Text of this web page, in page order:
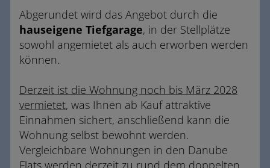
Abgerundet wird das Angebot durch die
hauseigene Tiefgarage, in der Stellplätze
sowohl angemietet als auch erworben werden
können.
Derzeit ist die Wohnung noch bis März 2028
vermietet, was Ihnen ab Kauf attraktive
Einnahmen sichert, anschließend kann die
Wohnung selbst bewohnt werden.
Vergleichbare Wohnungen in den Danube
Flats werden derzeit zu rund dem doppelten